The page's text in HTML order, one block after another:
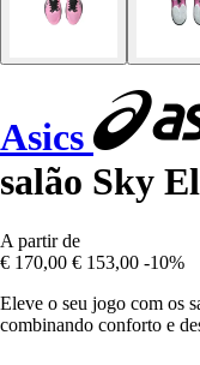
Asics
salão Sky
A partir de
€ 170,00 € 153,00 -10%
Eleve o seu jogo com os
combinando conforto e